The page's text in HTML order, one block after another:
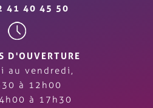
41 40 45 50
D'OUVERTURE
au vendredi,
à 12h00
à 17h30